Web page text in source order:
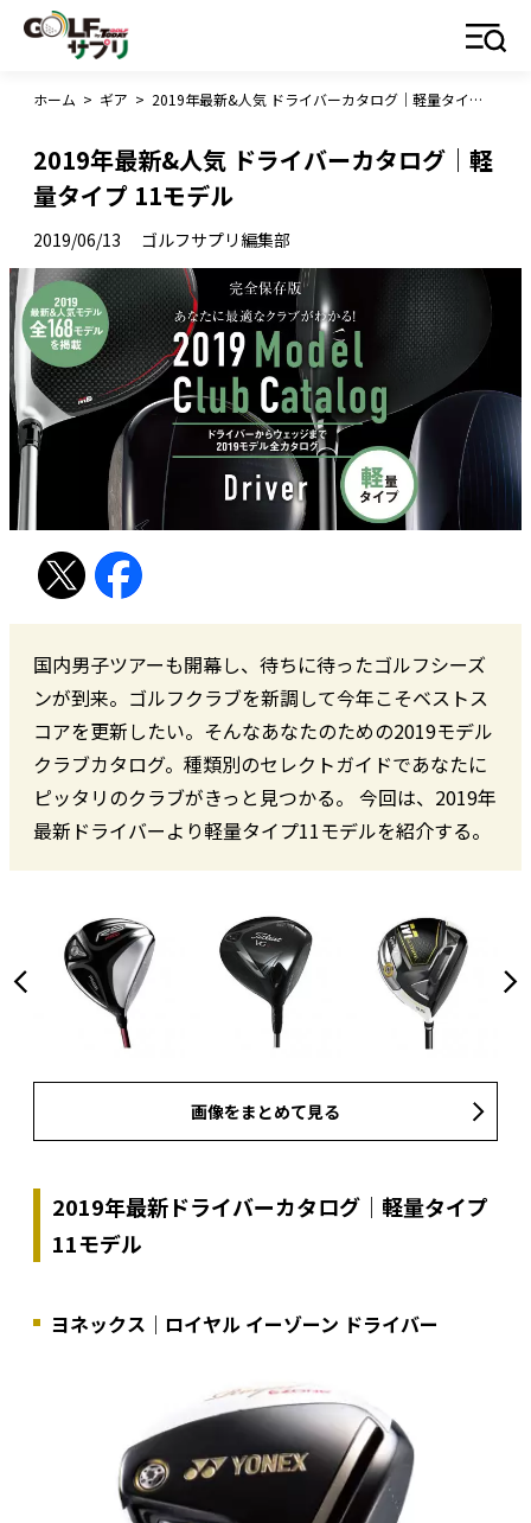
ホーム > ギア > 2019年最新&人気 ドライバーカタログ｜軽量タイプ 11モデル
2019年最新&人気 ドライバーカタログ｜軽
量タイプ 11モデル
2019/06/13 ゴルフサプリ編集部
国内男子ツアーも開幕し、待ちに待ったゴルフシーズ
ンが到来。ゴルフクラブを新調して今年こそベストス
コアを更新したい。そんなあなたのための2019モデル
クラブカタログ。種類別のセレクトガイドであなたに
ピッタリのクラブがきっと見つかる。 今回は、2019年
最新ドライバーより軽量タイプ11モデルを紹介する。
画像をまとめて見る
2019年最新ドライバーカタログ｜軽量タイプ
11モデル
ヨネックス｜ロイヤル イーゾーン ドライバー